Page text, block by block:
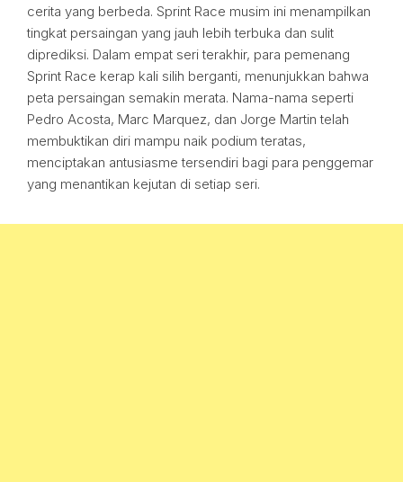
cerita yang berbeda. Sprint Race musim ini menampilkan
tingkat persaingan yang jauh lebih terbuka dan sulit
diprediksi. Dalam empat seri terakhir, para pemenang
Sprint Race kerap kali silih berganti, menunjukkan bahwa
peta persaingan semakin merata. Nama-nama seperti
Pedro Acosta, Marc Marquez, dan Jorge Martin telah
membuktikan diri mampu naik podium teratas,
menciptakan antusiasme tersendiri bagi para penggemar
yang menantikan kejutan di setiap seri.